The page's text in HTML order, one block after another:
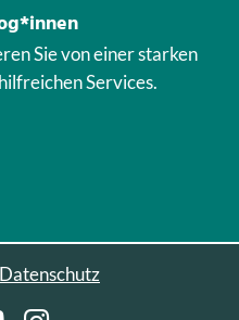
Sie von einer starken
Services.
Datenschutz